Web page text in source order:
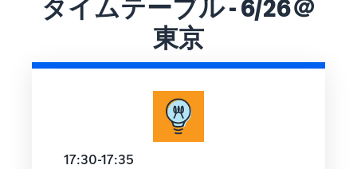
タイムテーブル - 6/26＠
東京
17:30-17:35